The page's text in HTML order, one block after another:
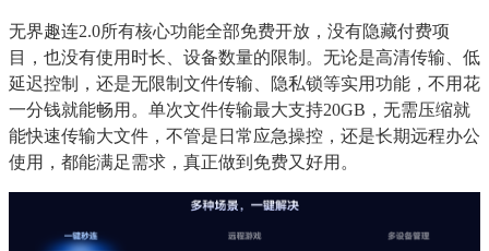
无界趣连2.0所有核心功能全部免费开放，没有隐藏付费项
目，也没有使用时长、设备数量的限制。无论是高清传输、低
延迟控制，还是无限制文件传输、隐私锁等实用功能，不用花
一分钱就能畅用。单次文件传输最大支持20GB，无需压缩就
能快速传输大文件，不管是日常应急操控，还是长期远程办公
使用，都能满足需求，真正做到免费又好用。